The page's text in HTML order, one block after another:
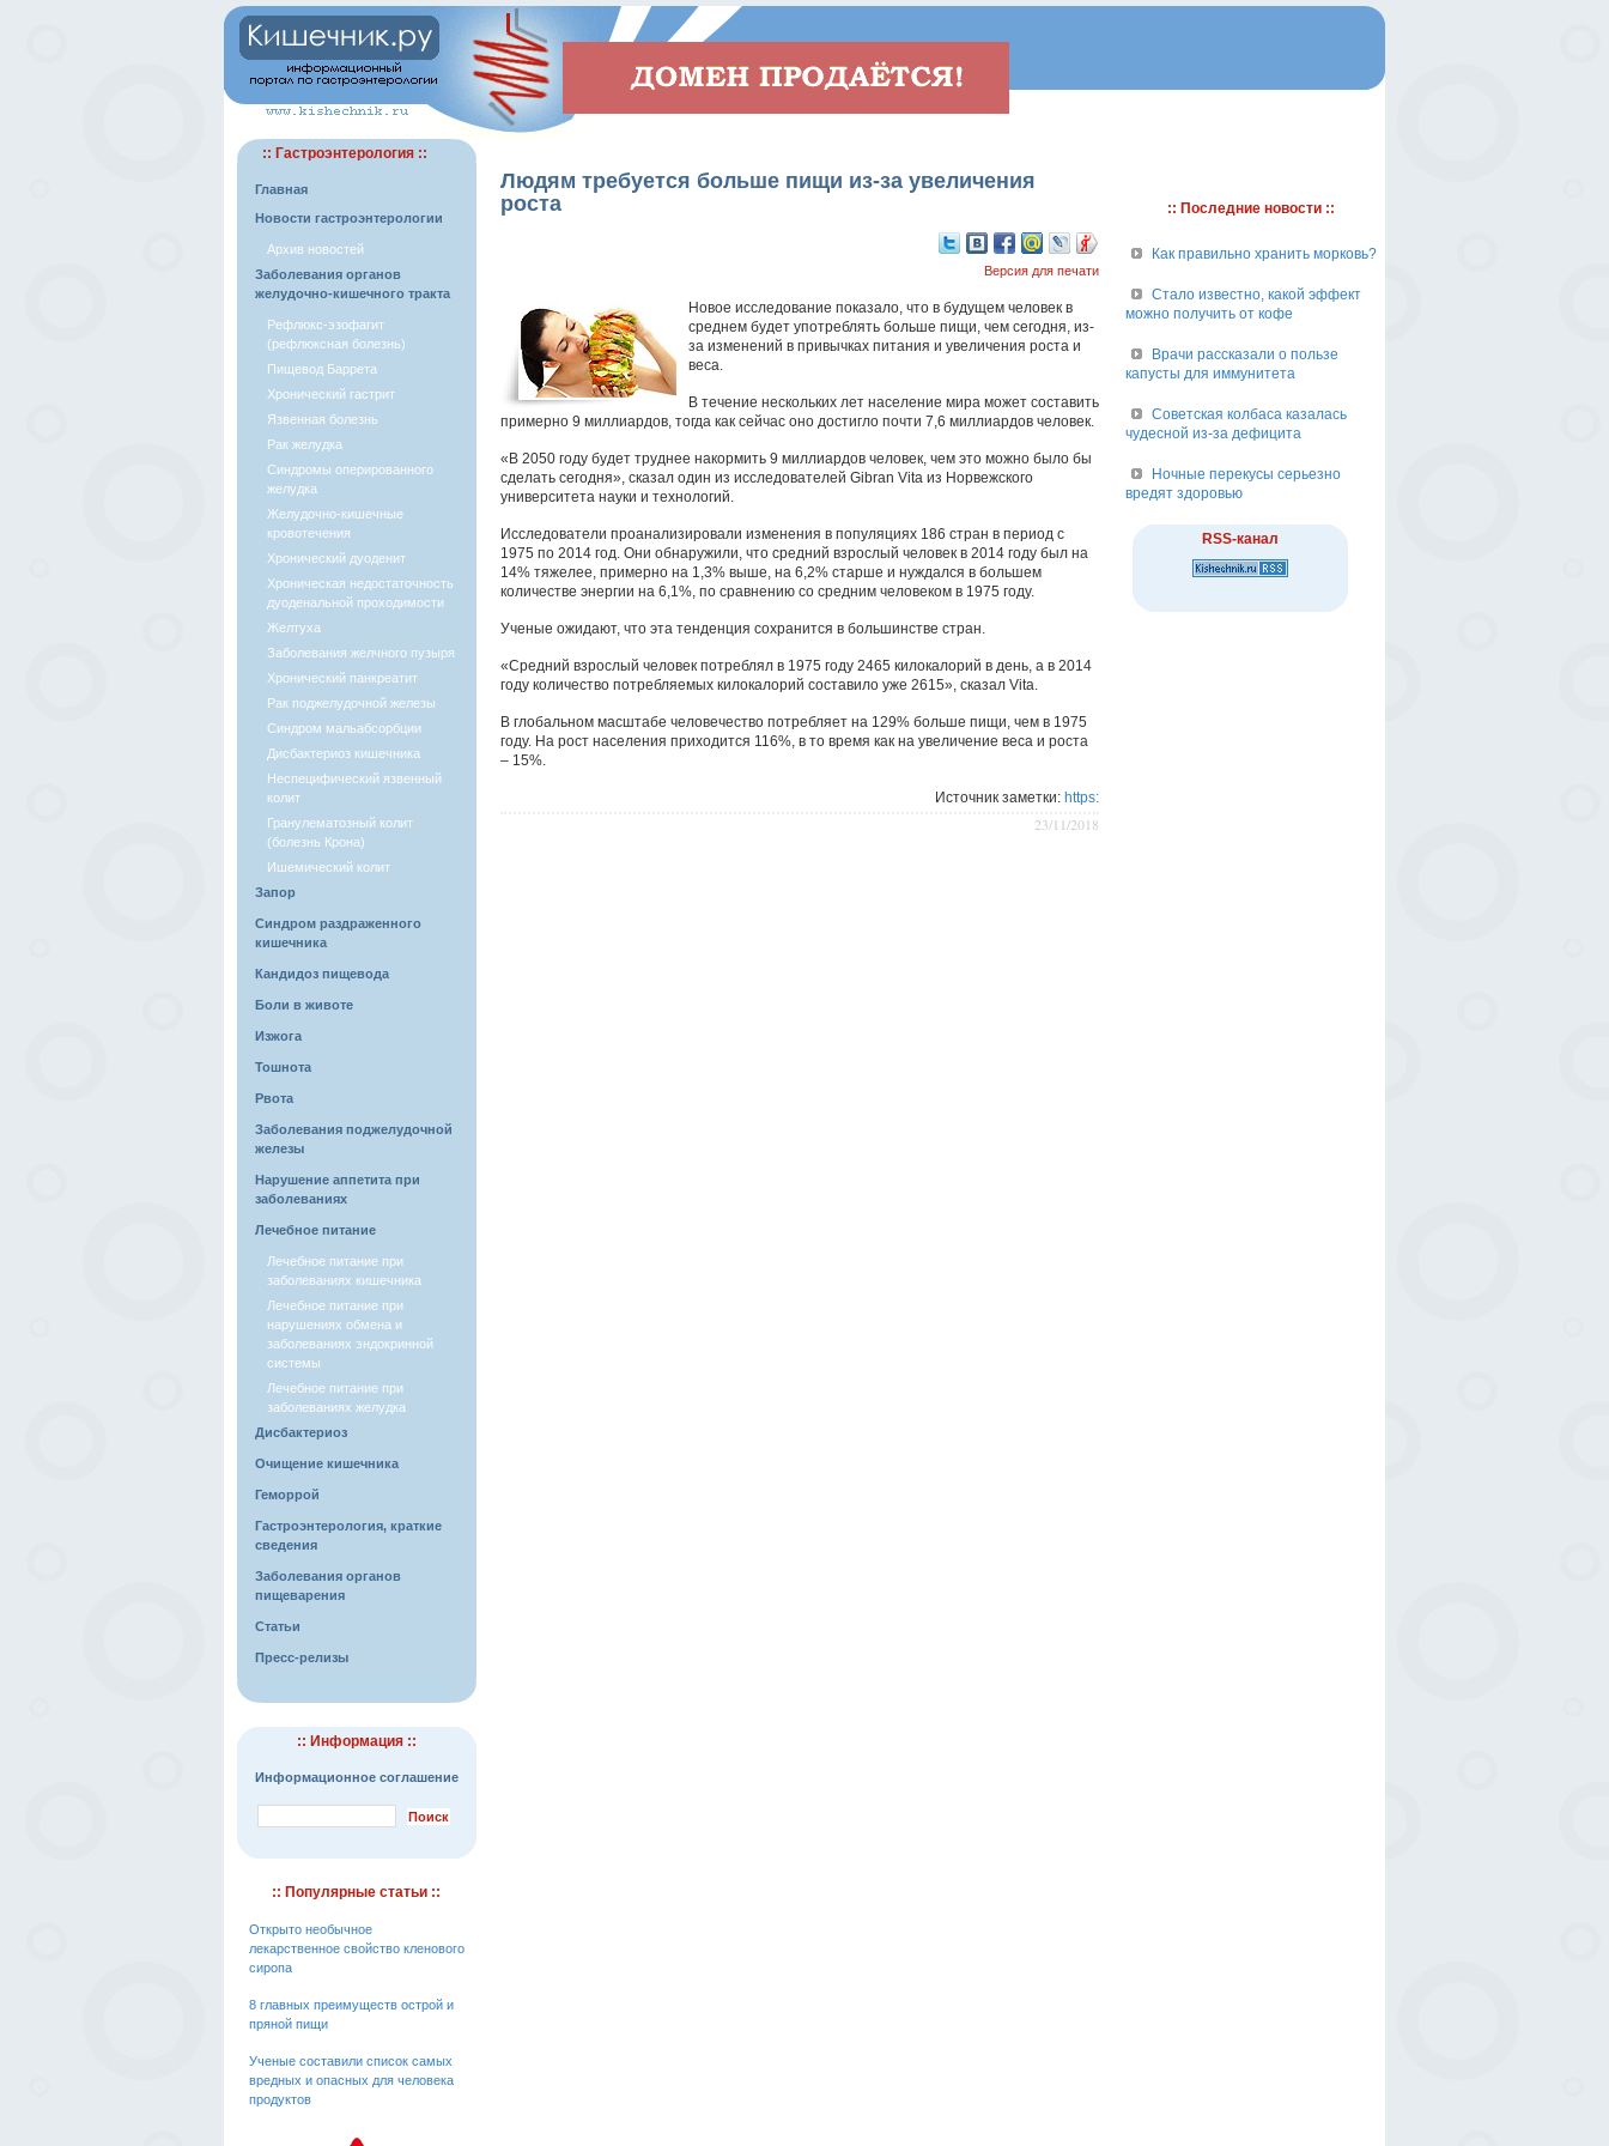
:: Гастроэнтерология ::
Главная
Новости гастроэнтерологии
Архив новостей
Заболевания органов
желудочно-кишечного тракта
Рефлюкс-эзофагит
(рефлюксная болезнь)
Пищевод Баррета
Хронический гастрит
Язвенная болезнь
Рак желудка
Синдромы оперированного
желудка
Желудочно-кишечные
кровотечения
Хронический дуоденит
Хроническая недостаточность
дуоденальной проходимости
Желтуха
Заболевания желчного пузыря
Хронический панкреатит
Рак поджелудочной железы
Синдром мальабсорбции
Дисбактериоз кишечника
Неспецифический язвенный
колит
Гранулематозный колит
(болезнь Крона)
Ишемический колит
Запор
Синдром раздраженного
кишечника
Кандидоз пищевода
Боли в животе
Изжога
Тошнота
Рвота
Заболевания поджелудочной
железы
Нарушение аппетита при
заболеваниях
Лечебное питание
Лечебное питание при
заболеваниях кишечника
Лечебное питание при
нарушениях обмена и
заболеваниях эндокринной
системы
Лечебное питание при
заболеваниях желудка
Дисбактериоз
Очищение кишечника
Геморрой
Гастроэнтерология, краткие
сведения
Заболевания органов
пищеварения
Статьи
Пресс-релизы
:: Информация ::
Информационное соглашение
:: Популярные статьи ::
Открыто необычное
лекарственное свойство кленового
сиропа
8 главных преимуществ острой и
пряной пищи
Ученые составили список самых
вредных и опасных для человека
продуктов
Людям требуется больше пищи из-за увеличения
роста
Версия для печати
Новое исследование показало, что в будущем человек в
среднем будет употреблять больше пищи, чем сегодня, из-
за изменений в привычках питания и увеличения роста и
веса.
В течение нескольких лет население мира может составить
примерно 9 миллиардов, тогда как сейчас оно достигло почти 7,6 миллиардов человек.
«В 2050 году будет труднее накормить 9 миллиардов человек, чем это можно было бы
сделать сегодня», сказал один из исследователей Gibran Vita из Норвежского
университета науки и технологий.
Исследователи проанализировали изменения в популяциях 186 стран в период с
1975 по 2014 год. Они обнаружили, что средний взрослый человек в 2014 году был на
14% тяжелее, примерно на 1,3% выше, на 6,2% старше и нуждался в большем
количестве энергии на 6,1%, по сравнению со средним человеком в 1975 году.
Ученые ожидают, что эта тенденция сохранится в большинстве стран.
«Средний взрослый человек потреблял в 1975 году 2465 килокалорий в день, а в 2014
году количество потребляемых килокалорий составило уже 2615», сказал Vita.
В глобальном масштабе человечество потребляет на 129% больше пищи, чем в 1975
году. На рост населения приходится 116%, в то время как на увеличение веса и роста
– 15%.
Источник заметки: https:
23/11/2018
:: Последние новости ::
Как правильно хранить морковь?
Стало известно, какой эффект
можно получить от кофе
Врачи рассказали о пользе
капусты для иммунитета
Советская колбаса казалась
чудесной из-за дефицита
Ночные перекусы серьезно
вредят здоровью
RSS-канал